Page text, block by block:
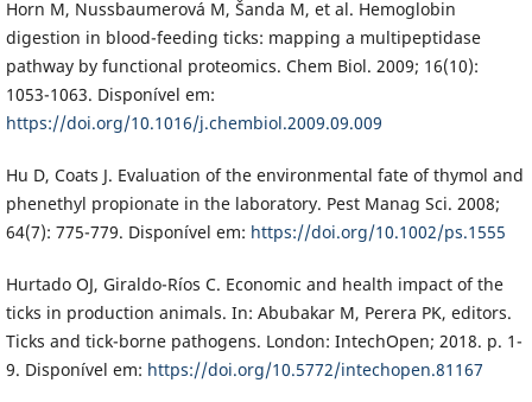
Horn M, Nussbaumerová M, Šanda M, et al. Hemoglobin
digestion in blood-feeding ticks: mapping a multipeptidase
pathway by functional proteomics. Chem Biol. 2009; 16(10):
1053-1063. Disponível em:
https://doi.org/10.1016/j.chembiol.2009.09.009
Hu D, Coats J. Evaluation of the environmental fate of thymol and
phenethyl propionate in the laboratory. Pest Manag Sci. 2008;
64(7): 775-779. Disponível em: https://doi.org/10.1002/ps.1555
Hurtado OJ, Giraldo-Ríos C. Economic and health impact of the
ticks in production animals. In: Abubakar M, Perera PK, editors.
Ticks and tick-borne pathogens. London: IntechOpen; 2018. p. 1-
9. Disponível em: https://doi.org/10.5772/intechopen.81167